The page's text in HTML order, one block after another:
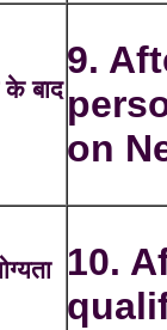
के बाद
9.
on
10.